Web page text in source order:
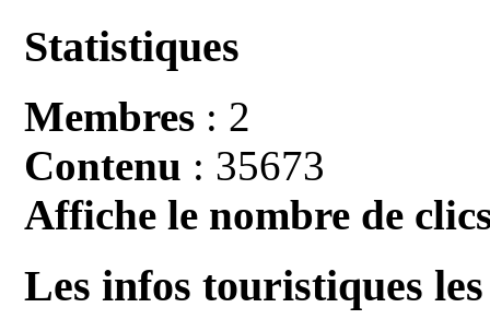
Statistiques
Membres : 2
Contenu : 35673
Affiche le nombre de
Les infos touristiques